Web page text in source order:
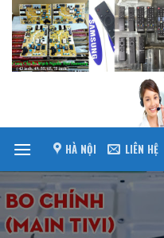
Skip
content
HÀ NỘI LIÊN HỆ